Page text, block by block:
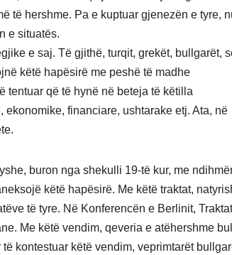
të hershme. Pa e kuptuar gjenezën e tyre,
e situatës.
e saj. Të gjithë, turqit, grekët, bullgarët,
këtë hapësirë me peshë të madhe
tentuar që të hynë në beteja të këtilla
financiare, ushtarake etj. Ata, në
buron nga shekulli 19-të kur, me
këtë hapësirë. Me këtë traktat,
të tyre. Në Konferencën e Berlinit,
Me këtë vendim, qeveria e atëhershme
kontestuar këtë vendim, veprimtarët